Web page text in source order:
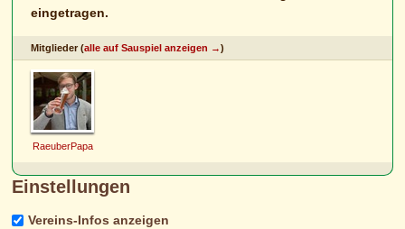
eingetragen.
Mitglieder (alle auf Sauspiel anzeigen →)
RaeuberPapa
Einstellungen
Vereins-Infos anzeigen